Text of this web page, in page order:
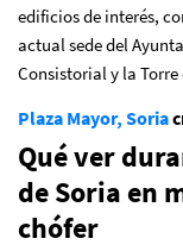
edificios de interés,
actual sede del
Consistorial y la Torre
Plaza Mayor, Soria
Qué ver
de Soria en
chófer